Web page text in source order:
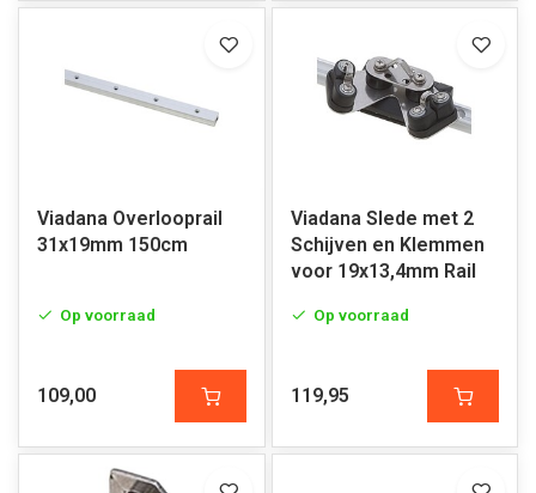
Viadana Overlooprail
31x19mm 150cm
Op voorraad
109,00
Viadana Slede met 2
Schijven en Klemmen
voor 19x13,4mm Rail
Op voorraad
119,95